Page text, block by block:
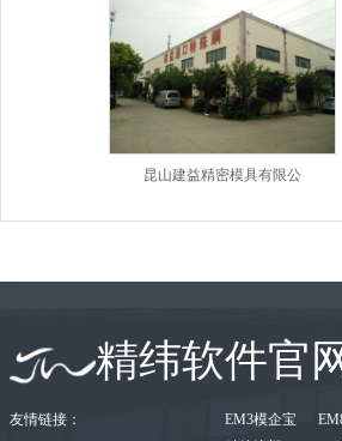
昆山建益精密模具有限公
精纬软件官
友情链接： EM3模企宝